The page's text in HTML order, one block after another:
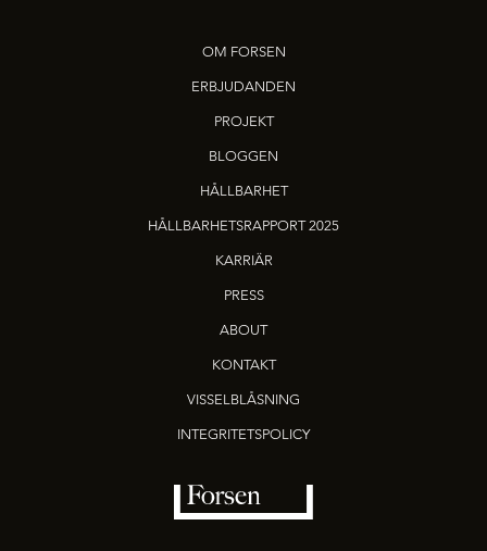
OM FORSEN
ERBJUDANDEN
PROJEKT
BLOGGEN
HÅLLBARHET
HÅLLBARHETSRAPPORT 2025
KARRIÄR
PRESS
ABOUT
KONTAKT
VISSELBLÅSNING
INTEGRITETSPOLICY